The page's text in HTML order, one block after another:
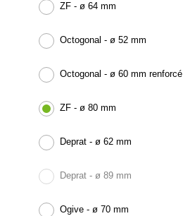
ZF - ø 64 mm
Octogonal - ø 52 mm
Octogonal - ø 60 mm renforcé
ZF - ø 80 mm
Deprat - ø 62 mm
Deprat - ø 89 mm
Ogive - ø 70 mm